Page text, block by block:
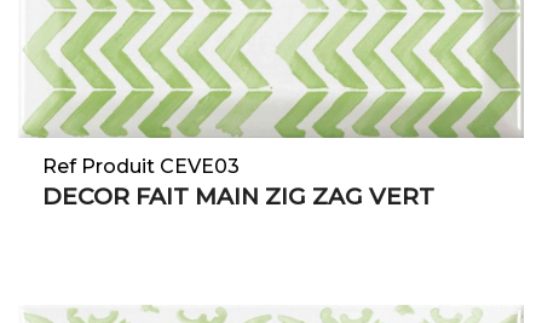
Ref Produit CEVE03
DECOR FAIT MAIN ZIG ZAG VERT